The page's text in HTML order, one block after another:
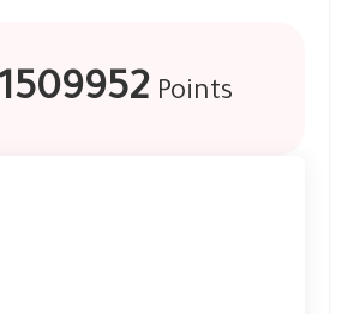
1509952 Points